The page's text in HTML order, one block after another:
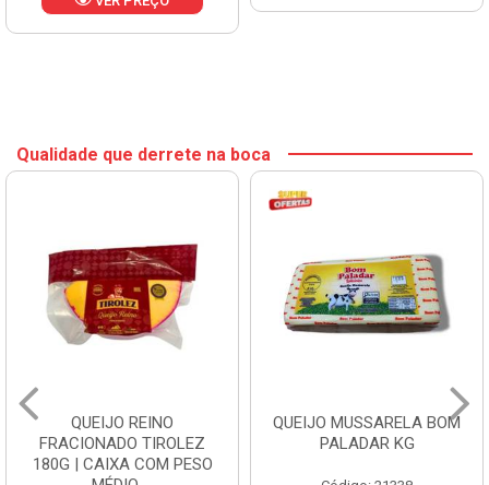
Qualidade que derrete na boca
QUEIJO REINO
FRACIONADO TIROLEZ
180G | CAIXA COM PESO
QUEIJO MUSSARELA BOM
PALADAR KG